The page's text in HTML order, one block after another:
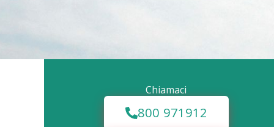
Chiamaci
800 971912